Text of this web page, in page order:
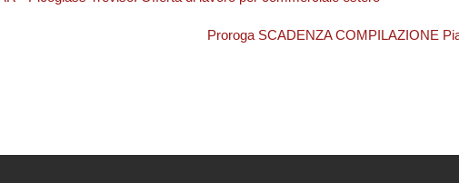
Proroga SCADENZA COMPILAZIONE